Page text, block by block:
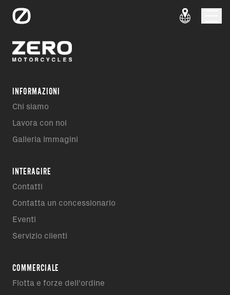
INFORMAZIONI
Chi siamo
Lavora con noi
Galleria Immagini
INTERAGIRE
Contatti
Contatta un concessionario
Eventi
Servizio clienti
COMMERCIALE
Flotta e forze dell'ordine